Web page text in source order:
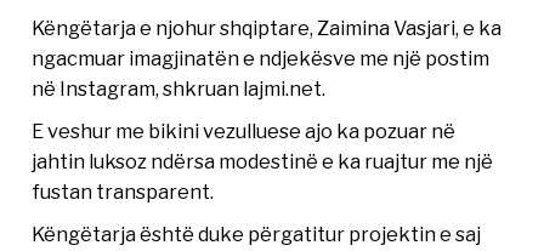
Këngëtarja e njohur shqiptare, Zaimina Vasjari, e ka
ngacmuar imagjinatën e ndjekësve me një postim
në Instagram, shkruan lajmi.net.
E veshur me bikini vezulluese ajo ka pozuar në
jahtin luksoz ndërsa modestinë e ka ruajtur me një
fustan transparent.
Këngëtarja është duke përgatitur projektin e saj